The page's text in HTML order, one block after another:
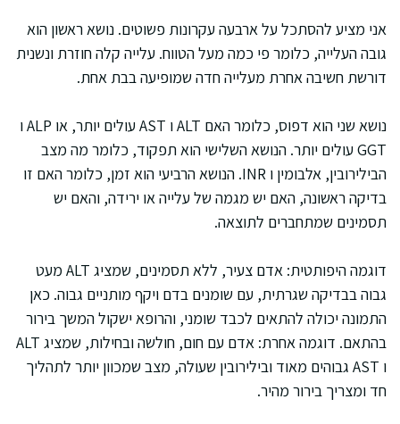
אני מציע להסתכל על ארבעה עקרונות פשוטים. נושא ראשון הוא
גובה העלייה, כלומר פי כמה מעל הטווח. עלייה קלה חוזרת ונשנית
דורשת חשיבה אחרת מעלייה חדה שמופיעה בבת אחת.
נושא שני הוא דפוס, כלומר האם ALT ו AST עולים יותר, או ALP ו
GGT עולים יותר. הנושא השלישי הוא תפקוד, כלומר מה מצב
הבילירובין, אלבומין ו INR. הנושא הרביעי הוא זמן, כלומר האם זו
בדיקה ראשונה, האם יש מגמה של עלייה או ירידה, והאם יש
תסמינים שמתחברים לתוצאה.
דוגמה היפותטית: אדם צעיר, ללא תסמינים, שמציג ALT מעט
גבוה בבדיקה שגרתית, עם שומנים בדם ויקף מותניים גבוה. כאן
התמונה יכולה להתאים לכבד שומני, והרופא ישקול המשך בירור
בהתאם. דוגמה אחרת: אדם עם חום, חולשה ובחילות, שמציג ALT
ו AST גבוהים מאוד ובילירובין שעולה, מצב שמכוון יותר לתהליך
חד ומצריך בירור מהיר.